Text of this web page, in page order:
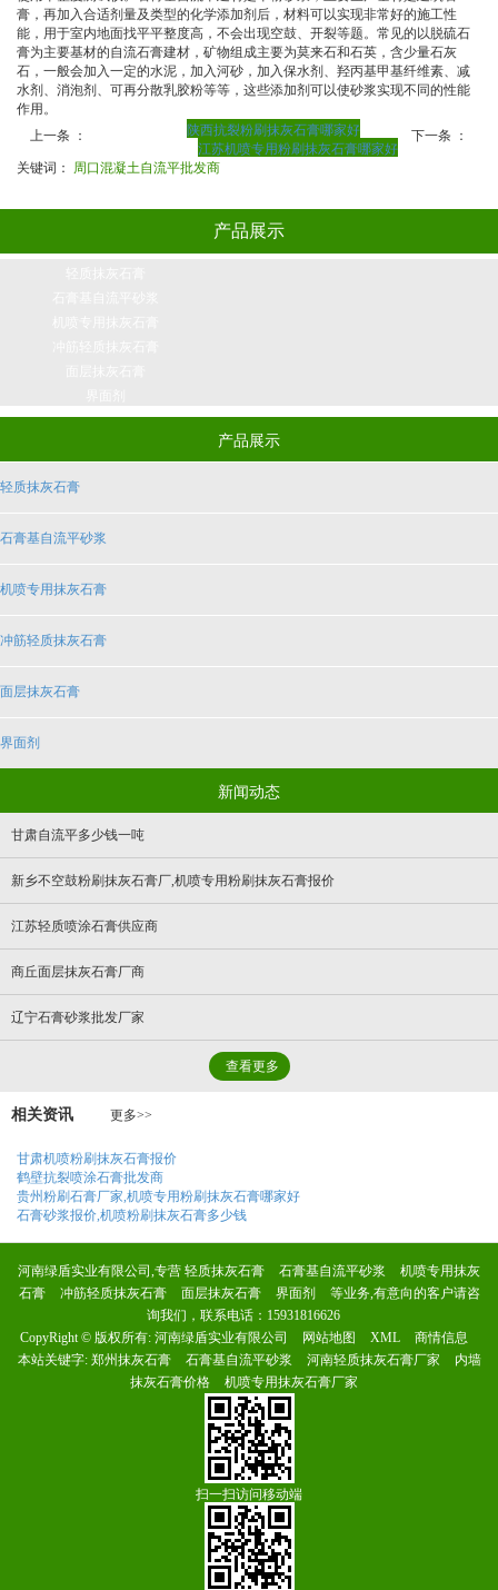
膏，再加入合适剂量及类型的化学添加剂后，材料可以实现非常好的施工性
能，用于室内地面找平平整度高，不会出现空鼓、开裂等题。常见的以脱硫石
膏为主要基材的自流石膏建材，矿物组成主要为莫来石和石英，含少量石灰
石，一般会加入一定的水泥，加入河砂，加入保水剂、羟丙基甲基纤维素、减
水剂、消泡剂、可再分散乳胶粉等等，这些添加剂可以使砂浆实现不同的性能
作用。
上一条 ： 陕西抗裂粉刷抹灰石膏哪家好 下一条 ：
江苏机喷专用粉刷抹灰石膏哪家好
关键词： 周口混凝土自流平批发商
产品展示
产品展示
轻质抹灰石膏
石膏基自流平砂浆
机喷专用抹灰石膏
冲筋轻质抹灰石膏
面层抹灰石膏
界面剂
新闻动态
甘肃自流平多少钱一吨
新乡不空鼓粉刷抹灰石膏厂,机喷专用粉刷抹灰石膏报价
江苏轻质喷涂石膏供应商
商丘面层抹灰石膏厂商
辽宁石膏砂浆批发厂家
查看更多
相关资讯 更多>>
甘肃机喷粉刷抹灰石膏报价
鹤壁抗裂喷涂石膏批发商
贵州粉刷石膏厂家,机喷专用粉刷抹灰石膏哪家好
石膏砂浆报价,机喷粉刷抹灰石膏多少钱
河南绿盾实业有限公司,专营 轻质抹灰石膏 石膏基自流平砂浆
机喷专用抹灰
石膏
冲筋轻质抹灰石膏 面层抹灰石膏 界面剂
等业务,有意向的客户请咨
询我们，联系电话： 15931816626
CopyRight © 版权所有: 河南绿盾实业有限公司 网站地图 XML
商情信息
本站关键字: 郑州抹灰石膏 石膏基自流平砂浆 河南轻质抹灰石膏厂家
内墙
抹灰石膏价格
机喷专用抹灰石膏厂家
扫一扫访问移动端